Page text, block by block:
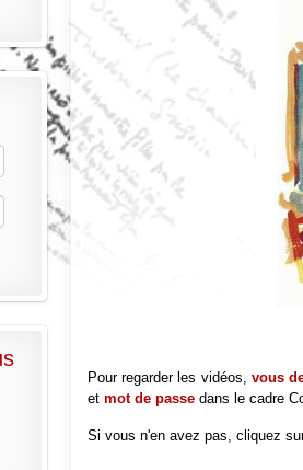
Pour regarder les vidéos, vous
et mot de passedans le cadre
Si vous n'en avez pas, cliquez